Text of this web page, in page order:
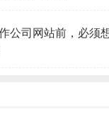
公司网站前，必须